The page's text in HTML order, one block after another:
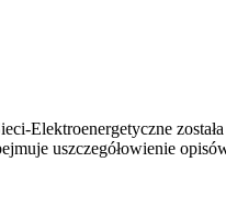
Elektroenergetyczne
uszczegółowienie